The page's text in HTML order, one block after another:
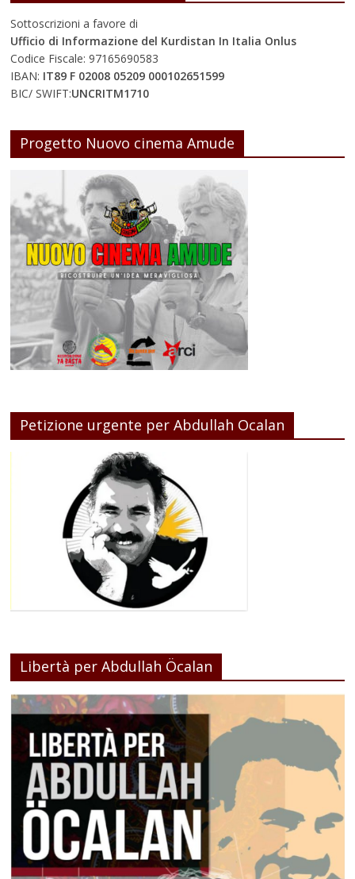
Sottoscrizioni a favore di
Ufficio di Informazione del Kurdistan In Italia Onlus
Codice Fiscale: 97165690583
IBAN: IT89 F 02008 05209 000102651599
BIC/ SWIFT:UNCRITM1710
Progetto Nuovo cinema Amude
Petizione urgente per Abdullah Ocalan
Libertà per Abdullah Öcalan